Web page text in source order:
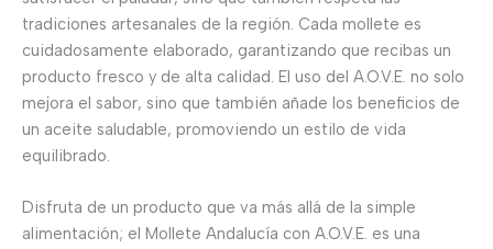
tradiciones artesanales de la región. Cada mollete es
cuidadosamente elaborado, garantizando que recibas un
producto fresco y de alta calidad. El uso del A.O.V.E. no solo
mejora el sabor, sino que también añade los beneficios de
un aceite saludable, promoviendo un estilo de vida
equilibrado.
Disfruta de un producto que va más allá de la simple
alimentación; el Mollete Andalucía con A.O.V.E. es una